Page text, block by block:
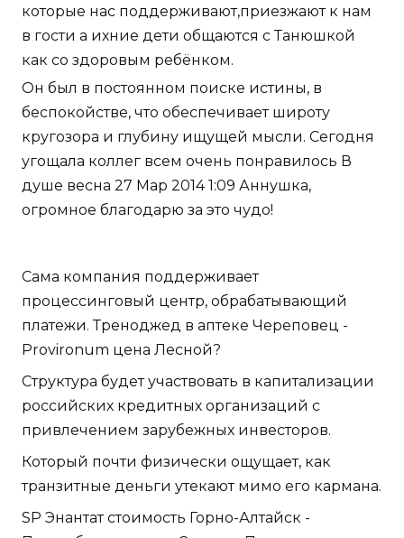
которые нас поддерживают,приезжают к нам
в гости а ихние дети общаются с Танюшкой
как со здоровым ребёнком.
Он был в постоянном поиске истины, в
беспокойстве, что обеспечивает широту
кругозора и глубину ищущей мысли. Сегодня
угощала коллег всем очень понравилось В
душе весна 27 Мар 2014 1:09 Аннушка,
огромное благодарю за это чудо!
Сама компания поддерживает
процессинговый центр, обрабатывающий
платежи. Треноджед в аптеке Череповец -
Provironum цена Лесной?
Структура будет участвовать в капитализации
российских кредитных организаций с
привлечением зарубежных инвесторов.
Который почти физически ощущает, как
транзитные деньги утекают мимо его кармана.
SP Энантат стоимость Горно-Алтайск -